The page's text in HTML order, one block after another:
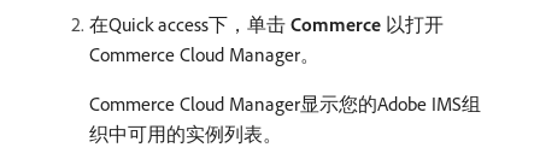
在Quick access下，单击​ Commerce ​以打开
Commerce Cloud Manager。
Commerce Cloud Manager显示您的Adobe IMS组
织中可用的实例列表。